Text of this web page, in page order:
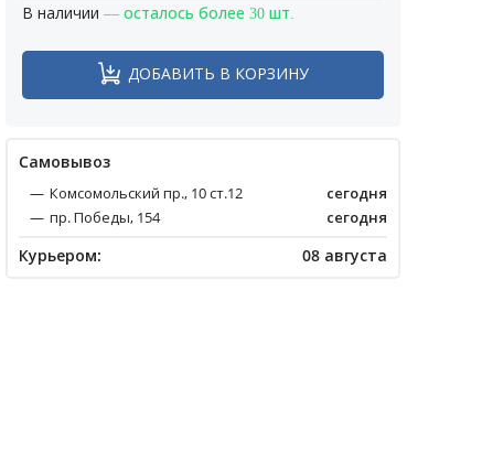
В наличии — осталось более 30 шт.
ДОБАВИТЬ В КОРЗИНУ
Cамовывоз
Комсомольский пр., 10 ст.12
сегодня
пр. Победы, 154
сегодня
Курьером: 08 августа